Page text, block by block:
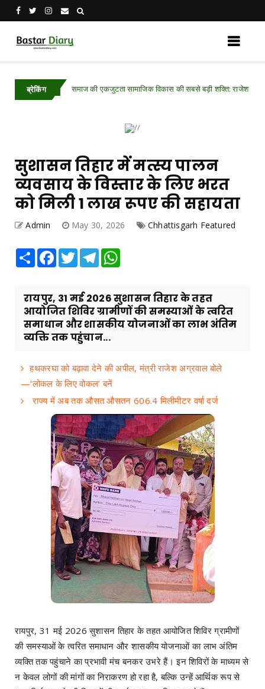
ब्रेकिंग
समाज की एकजुटता सामाजिक विकास की सबसे बड़ी शक्ति: राजेश अग्रवाल
सुशासन तिहार में मत्स्य पालन
व्यवसाय के विस्तार के लिए भरत
को मिली 1 लाख रूपए की सहायता
Admin May 30, 2026 Chhattisgarh Featured
Share Facebook
TwitterTelegram
रायपुर, 31 मई 2026 सुशासन तिहार के तहत
आयोजित शिविर ग्रामीणों की समस्याओं के त्वरित
समाधान और शासकीय योजनाओं का लाभ अंतिम
व्यक्ति तक पहुंचान...
हथकरघा को बढ़ावा देने की अपील, मंत्री राजेश अग्रवाल बोले
—‘लोकल के लिए वोकल’ बनें
राज्य में अब तक औसत औसतन 606.4 मिलीमीटर वर्षा दर्ज
रायपुर, 31 मई 2026 सुशासन तिहार के तहत आयोजित शिविर ग्रामीणों
की समस्याओं के त्वरित समाधान और शासकीय योजनाओं का लाभ अंतिम
व्यक्ति तक पहुंचाने का प्रभावी मंच बनकर उभरे हैं। इन शिविरों के माध्यम से
न केवल लोगों की मांगों का निराकरण हो रहा है, बल्कि उन्हें आर्थिक रूप से